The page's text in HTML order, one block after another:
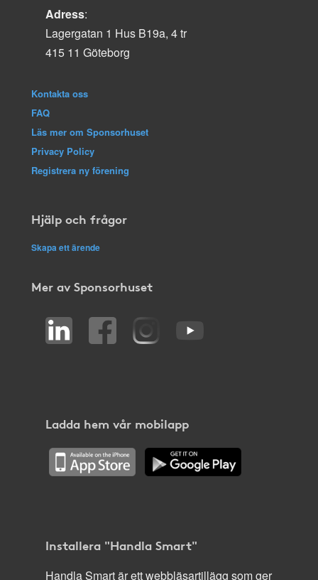
Adress:
Lagergatan 1 Hus B19a, 4 tr
415 11 Göteborg
Kontakta oss
FAQ
Läs mer om Sponsorhuset
Privacy Policy
Registrera ny förening
Hjälp och frågor
Skapa ett ärende
Mer av Sponsorhuset
Ladda hem vår mobilapp
Installera "Handla Smart"
Handla Smart är ett webbläsartillägg som ger